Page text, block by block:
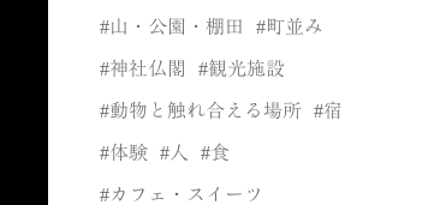
山・公園・棚田 町並み
神社仏閣 観光施設
動物と触れ合える場所 宿
体験 人 食
カフェ・スイーツ